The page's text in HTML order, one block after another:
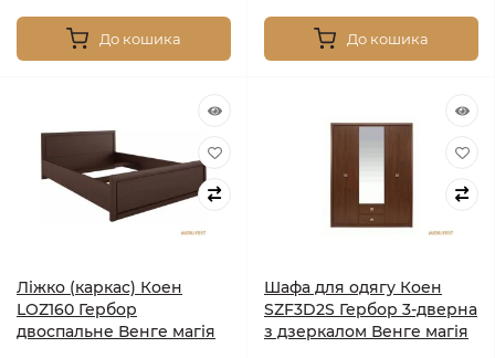
До кошика До кошика
Ліжко (каркас) Коен
LOZ160 Гербор
двоспальне Венге магія
Шафа для одягу Коен
SZF3D2S Гербор 3-дверна
з дзеркалом Венге магія